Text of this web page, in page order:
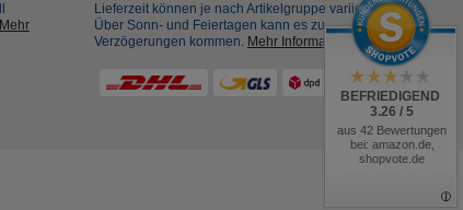
Mehr
Lieferzeit können je nach Artikelgruppe variieren.
Über Sonn- und Feiertagen kann es zu
Verzögerungen kommen. Mehr Informationen
BEFRIEDIGEND
3.26 / 5
aus 42 Bewertungen
bei: amazon.de,
shopvote.de